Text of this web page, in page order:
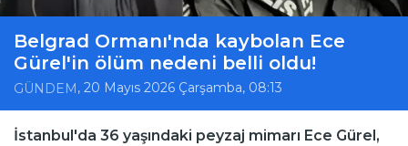
Belgrad Ormanı'nda kaybolan Ece
Gürel'in ölüm nedeni belli oldu!
GÜNDEM , 20 Mayıs 2026 Çarşamba, 08:13
İstanbul'da 36 yaşındaki peyzaj mimarı Ece Gürel,